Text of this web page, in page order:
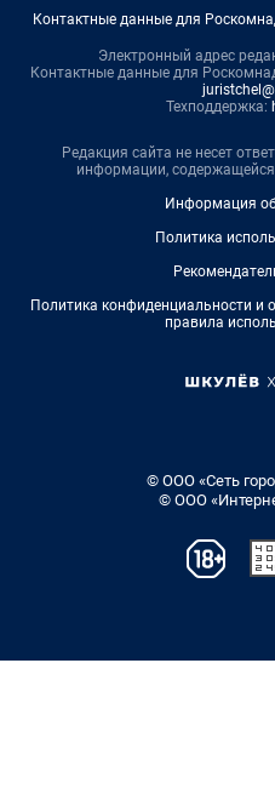
Контактные данные для
Электронный адрес
Контактные данные для
Техподдержка:
Редакция сайта не несет
информации,
Информация
Политика
Политика конфиденциальности и
правила
© ООО «Сеть
© ООО